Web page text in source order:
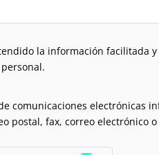
la información facilitada
comunicaciones electrónicas
postal, fax, correo electrónico